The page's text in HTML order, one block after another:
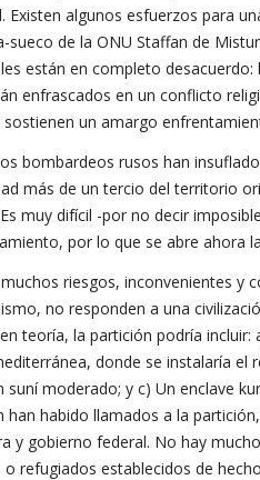
Existen algunos esfuerzos para
sueco de la ONU Staffan de
están en completo desacuerdo:
enfrascados en un conflicto
sostienen un amargo
bombardeos rusos han
más de un tercio del territorio
muy difícil -por no decir
por lo que se abre ahora
riesgos, inconvenientes y
no responden a una
teoría, la partición podría incluir:
donde se instalaría el
suní moderado; y c) Un enclave
han habido llamados a la
y gobierno federal. No hay
o refugiados establecidos de